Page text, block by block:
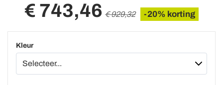
€ 743,46 € 929,32 -20% korting
Kleur